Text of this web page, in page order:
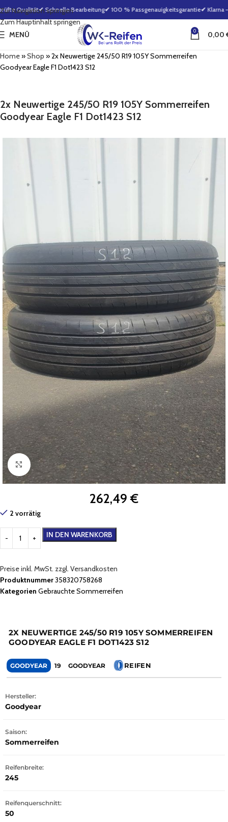
Zur Navigation springen
Zum Hauptinhalt springen
Qualität✔ Schnelle Bearbeitung✔ 100 % Passgenauigkeitsgarantie✔ Klarna –
MENÜ 0 0,00
Home»Shop »2x Neuwertige 245/50 R19 105Y Sommerreifen
Goodyear Eagle F1 Dot1423 S12
2x Neuwertige 245/50 R19 105Y Sommerreifen
Goodyear Eagle F1 Dot1423 S12
Zum Vergrößern klicken
262,49 €
2 vorrätig
IN DEN WARENKORB
Preise inkl. MwSt. zzgl. Versandkosten
Produktnummer358320758268
Kategorien Gebrauchte Sommerreifen
2X NEUWERTIGE 245/50 R19 105Y SOMMERREIFEN
GOODYEAR EAGLE F1 DOT1423 S12
GOODYEAR 19 GOODYEAR REIFEN
Hersteller:
Goodyear
Saison:
Sommerreifen
Reifenbreite:
245
Reifenquerschnitt:
50